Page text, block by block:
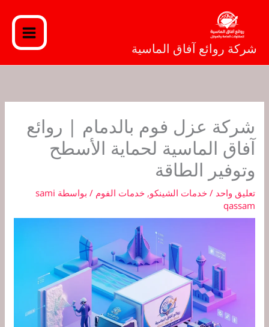
المحتوى
شركة روائع آفاق الماسية
شركة عزل فوم بالدمام | روائع
آفاق الماسية لحماية الأسطح
وتوفير الطاقة
تعليق واحد /خدمات الشينكو,خدمات الفوم / بواسطة sami
qassam